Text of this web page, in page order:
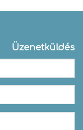
Üzenetküldés